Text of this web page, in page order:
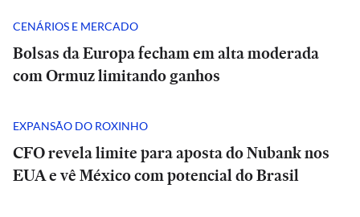
CENÁRIOS E MERCADO
Bolsas da Europa fecham em alta moderada
com Ormuz limitando ganhos
EXPANSÃO DO ROXINHO
CFO revela limite para aposta do Nubank nos
EUA e vê México com potencial do Brasil